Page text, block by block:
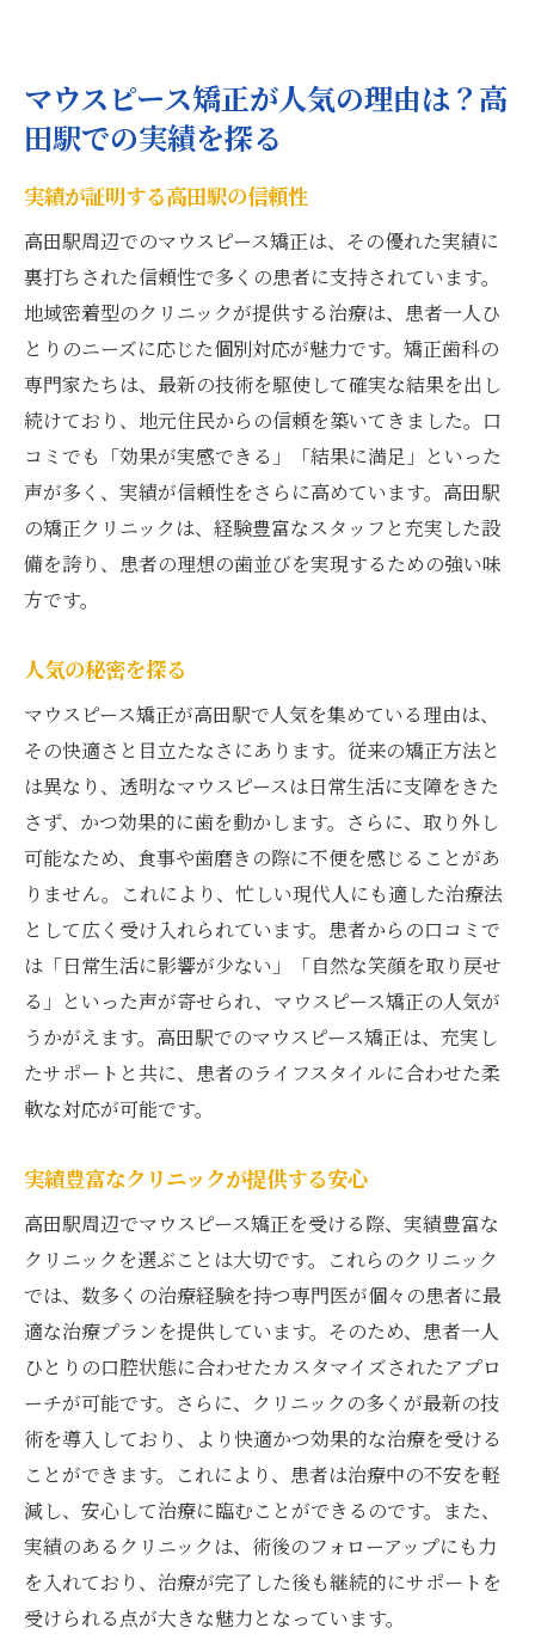
マウスピース矯正が人気の理由は？高
田駅での実績を探る
実績が証明する高田駅の信頼性
高田駅周辺でのマウスピース矯正は、その優れた実績に
裏打ちされた信頼性で多くの患者に支持されています。
地域密着型のクリニックが提供する治療は、患者一人ひ
とりのニーズに応じた個別対応が魅力です。矯正歯科の
専門家たちは、最新の技術を駆使して確実な結果を出し
続けており、地元住民からの信頼を築いてきました。口
コミでも「効果が実感できる」「結果に満足」といった
声が多く、実績が信頼性をさらに高めています。高田駅
の矯正クリニックは、経験豊富なスタッフと充実した設
備を誇り、患者の理想の歯並びを実現するための強い味
方です。
人気の秘密を探る
マウスピース矯正が高田駅で人気を集めている理由は、
その快適さと目立たなさにあります。従来の矯正方法と
は異なり、透明なマウスピースは日常生活に支障をきた
さず、かつ効果的に歯を動かします。さらに、取り外し
可能なため、食事や歯磨きの際に不便を感じることがあ
りません。これにより、忙しい現代人にも適した治療法
として広く受け入れられています。患者からの口コミで
は「日常生活に影響が少ない」「自然な笑顔を取り戻せ
る」といった声が寄せられ、マウスピース矯正の人気が
うかがえます。高田駅でのマウスピース矯正は、充実し
たサポートと共に、患者のライフスタイルに合わせた柔
軟な対応が可能です。
実績豊富なクリニックが提供する安心
高田駅周辺でマウスピース矯正を受ける際、実績豊富な
クリニックを選ぶことは大切です。これらのクリニック
では、数多くの治療経験を持つ専門医が個々の患者に最
適な治療プランを提供しています。そのため、患者一人
ひとりの口腔状態に合わせたカスタマイズされたアプロ
ーチが可能です。さらに、クリニックの多くが最新の技
術を導入しており、より快適かつ効果的な治療を受ける
ことができます。これにより、患者は治療中の不安を軽
減し、安心して治療に臨むことができるのです。また、
実績のあるクリニックは、術後のフォローアップにも力
を入れており、治療が完了した後も継続的にサポートを
受けられる点が大きな魅力となっています。